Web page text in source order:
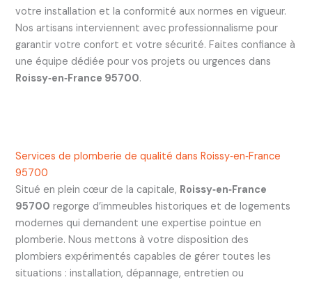
votre installation et la conformité aux normes en vigueur.
Nos artisans interviennent avec professionnalisme pour
garantir votre confort et votre sécurité. Faites confiance à
une équipe dédiée pour vos projets ou urgences dans
Roissy‑en‑France 95700.
Services de plomberie de qualité dans Roissy‑en‑France
95700
Situé en plein cœur de la capitale, Roissy‑en‑France
95700 regorge d’immeubles historiques et de logements
modernes qui demandent une expertise pointue en
plomberie. Nous mettons à votre disposition des
plombiers expérimentés capables de gérer toutes les
situations : installation, dépannage, entretien ou